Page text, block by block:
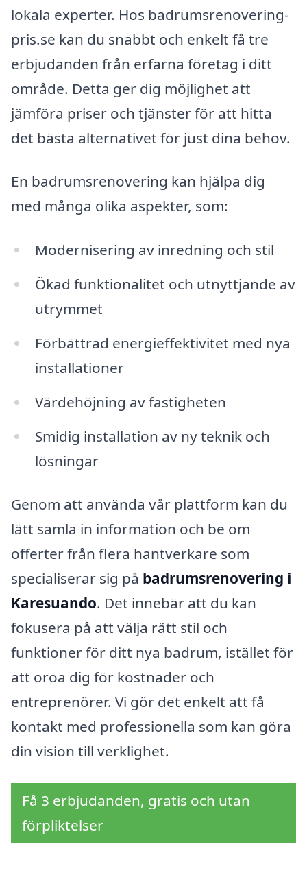
lokala experter. Hos badrumsrenovering-
pris.se kan du snabbt och enkelt få tre
erbjudanden från erfarna företag i ditt
område. Detta ger dig möjlighet att
jämföra priser och tjänster för att hitta
det bästa alternativet för just dina behov.
En badrumsrenovering kan hjälpa dig
med många olika aspekter, som:
Modernisering av inredning och stil
Ökad funktionalitet och utnyttjande av
utrymmet
Förbättrad energieffektivitet med nya
installationer
Värdehöjning av fastigheten
Smidig installation av ny teknik och
lösningar
Genom att använda vår plattform kan du
lätt samla in information och be om
offerter från flera hantverkare som
specialiserar sig på badrumsrenovering i
Karesuando. Det innebär att du kan
fokusera på att välja rätt stil och
funktioner för ditt nya badrum, istället för
att oroa dig för kostnader och
entreprenörer. Vi gör det enkelt att få
kontakt med professionella som kan göra
din vision till verklighet.
Få 3 erbjudanden, gratis och utan
förpliktelser